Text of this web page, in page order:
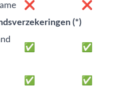
❌
❌
(*)
✅ ✅
✅ ✅